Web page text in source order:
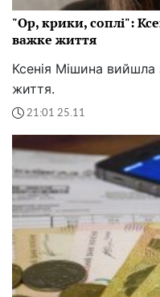
"Ор, крики, соплі":
важке життя
Ксенія Мішина вийшла
життя.
21:01 25.11